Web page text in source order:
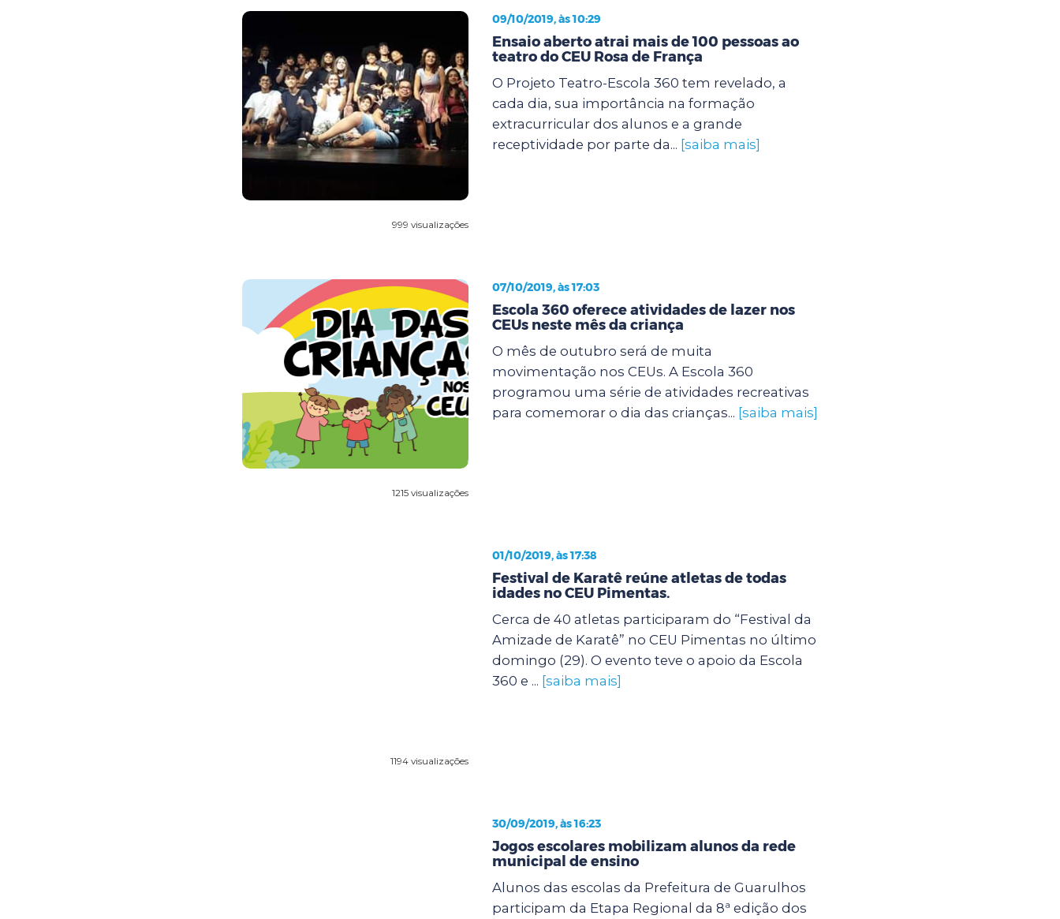
999 visualizações
09/10/2019, às 10:29
Ensaio aberto atrai mais de 100 pessoas ao
teatro do CEU Rosa de França
O Projeto Teatro-Escola 360 tem revelado, a
cada dia, sua importância na formação
extracurricular dos alunos e a grande
receptividade por parte da... [saiba mais]
1215 visualizações
07/10/2019, às 17:03
Escola 360 oferece atividades de lazer nos
CEUs neste mês da criança
O mês de outubro será de muita
movimentação nos CEUs. A Escola 360
programou uma série de atividades recreativas
para comemorar o dia das crianças... [saiba mais]
1194 visualizações
01/10/2019, às 17:38
Festival de Karatê reúne atletas de todas
idades no CEU Pimentas.
Cerca de 40 atletas participaram do “Festival da
Amizade de Karatê” no CEU Pimentas no último
domingo (29). O evento teve o apoio da Escola
360 e ... [saiba mais]
30/09/2019, às 16:23
Jogos escolares mobilizam alunos da rede
municipal de ensino
Alunos das escolas da Prefeitura de Guarulhos
participam da Etapa Regional da 8ª edição dos